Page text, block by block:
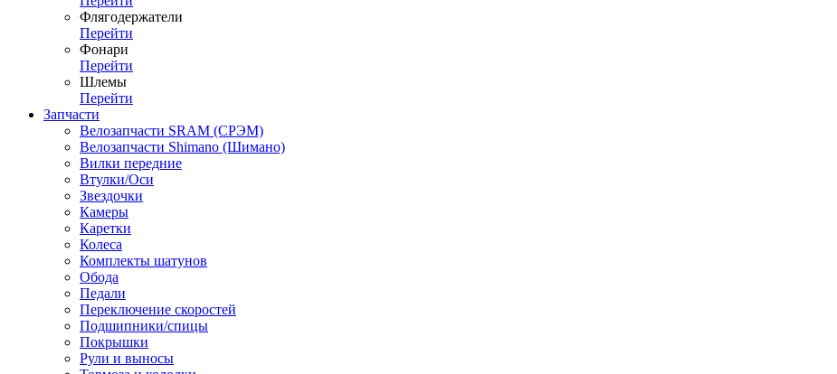
Флягодержатели
Перейти
Фонари
Перейти
Шлемы
Перейти
Запчасти
Велозапчасти SRAM (СРЭМ)
Велозапчасти Shimano (Шимано)
Вилки передние
Втулки/Оси
Звездочки
Камеры
Каретки
Колеса
Комплекты шатунов
Обода
Педали
Переключение скоростей
Подшипники/спицы
Покрышки
Рули и выносы